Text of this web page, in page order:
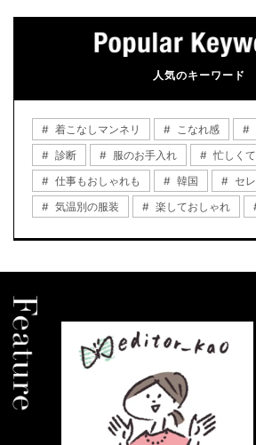
人気のキーワード
着こなしマンネリ こなれ感
診断
服のお手入れ
忙しく
仕事もおしゃれも
韓国
セ
気温別の服装
楽しておしゃれ